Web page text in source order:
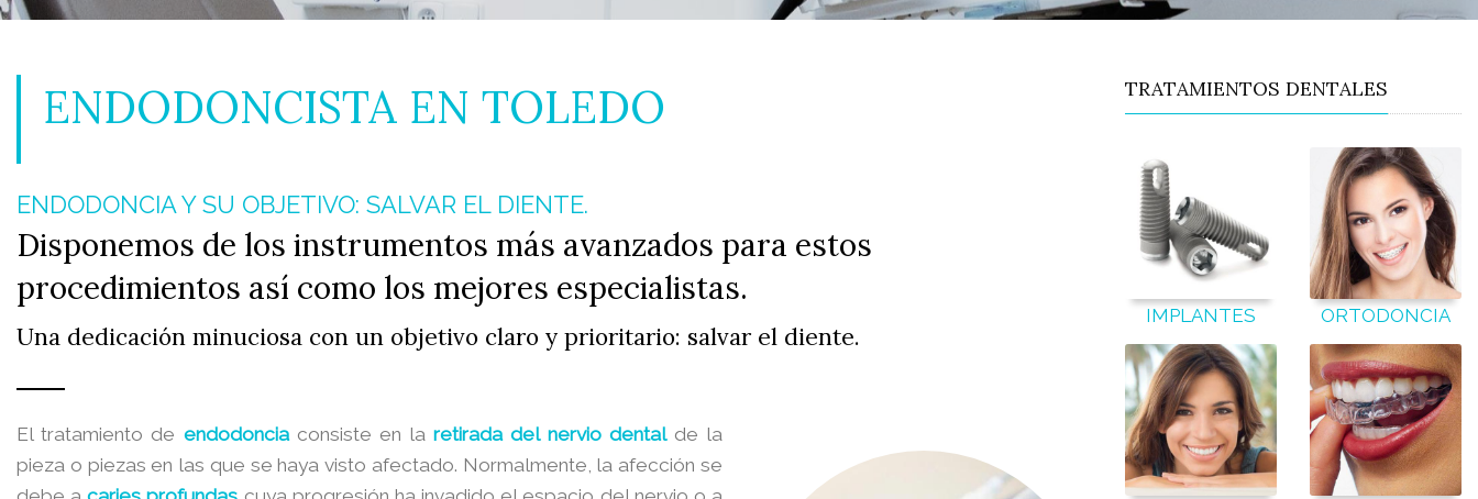
ENDODONCISTA EN TOLEDO
ENDODONCIA Y SU OBJETIVO: SALVAR EL DIENTE.
Disponemos de los instrumentos más avanzados para estos
procedimientos así como los mejores especialistas.
Una dedicación minuciosa con un objetivo claro y prioritario: salvar el diente.
El tratamiento de endodonciaconsiste en laretirada del nervio dentalde la
pieza o piezas en las que se haya visto afectado. Normalmente, la afección se
TRATAMIENTOS DENTALES
IMPLANTES ORTODONCIA